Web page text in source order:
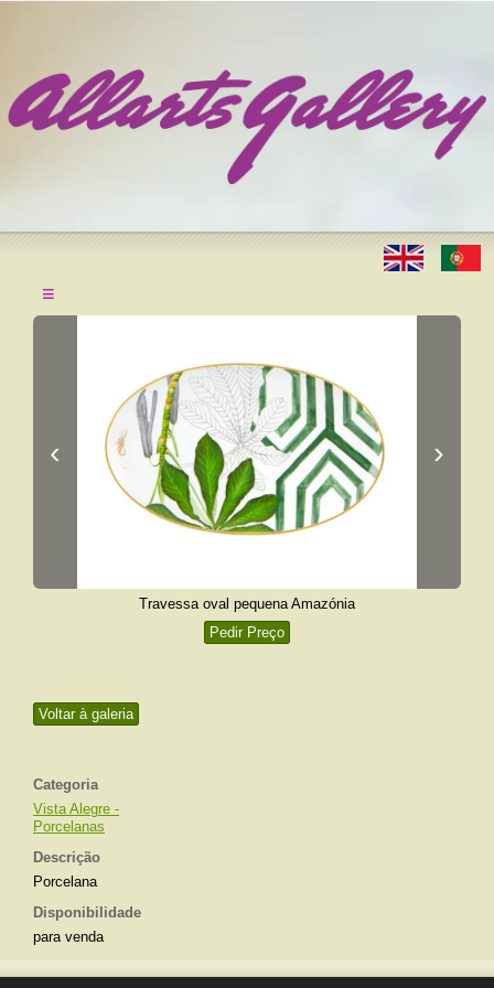
≡
Voltar à galeria
Categoria
Vista Alegre -
Porcelanas
Descrição
Porcelana
Disponibilidade
para venda
‹ ›
Travessa oval pequena Amazónia
Pedir Preço